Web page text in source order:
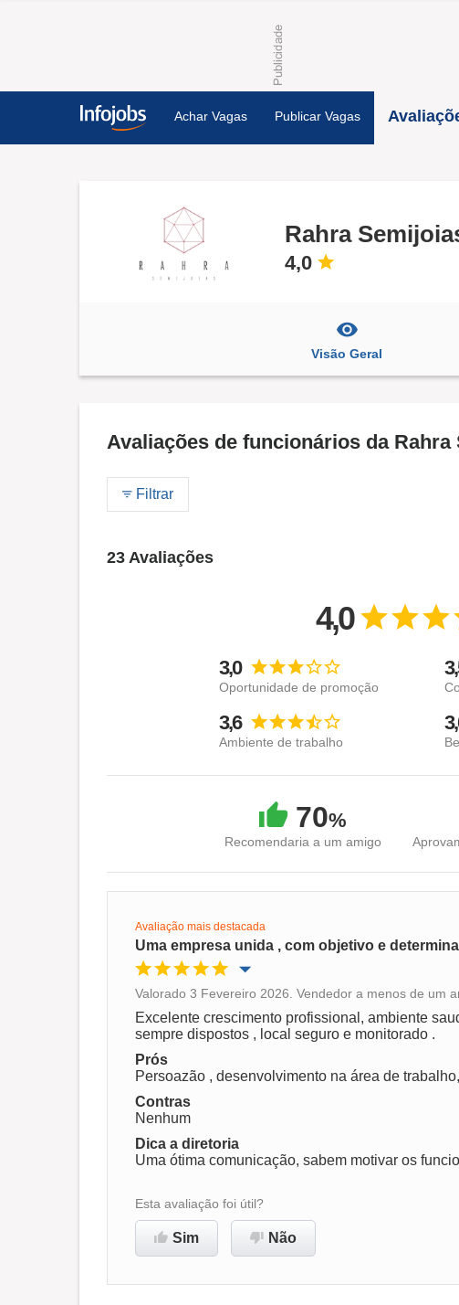
Achar Vagas Publicar Vagas
Rahra
4,0
Visão Geral
Avaliações de funcionários da Rahra
Filtrar
23 Avaliações
4,0
3,0
Oportunidade de promoção
3,6
Ambiente de trabalho
70%
Recomendaria a um amigo
Avaliação mais destacada
Uma empresa unida , com objetivo e
Oportunidade de promoção
Ambiente de trabalho
Recomenda esta empresa
Valorado 3 Fevereiro 2026. Vendedor a menos de um
Excelente crescimento profissional, ambiente
sempre dispostos , local seguro e monitorado .
Prós
Persoazão , desenvolvimento na área de
Contras
Nenhum
Dica a diretoria
Uma ótima comunicação, sabem motivar os
Esta avaliação foi útil?
Sim Não